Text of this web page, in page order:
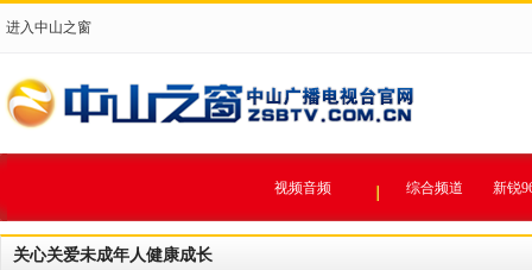
进入中山之窗
视频音频 综合频道 新锐
关心关爱未成年人健康成长